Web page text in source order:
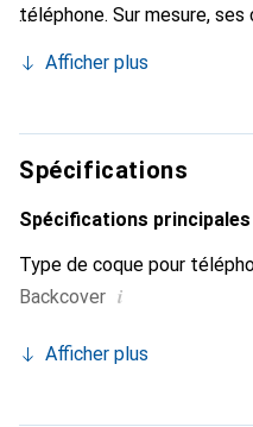
téléphone. Sur mesure,
élégant et indispensable
marque Noreve est un
exigeante.
Afficher plus
Spécifications
Spécifications principales
Type de coque pour
Backcover i
Afficher plus